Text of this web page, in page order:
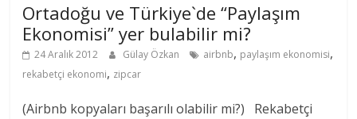
Ortadoğu ve Türkiye`de “Paylaşım
Ekonomisi” yer bulabilir mi?
24 Aralık 2012 Gülay Özkan airbnb, paylaşım ekonomisi,
rekabetçi ekonomi, zipcar
(Airbnb kopyaları başarılı olabilir mi?) Rekabetçi